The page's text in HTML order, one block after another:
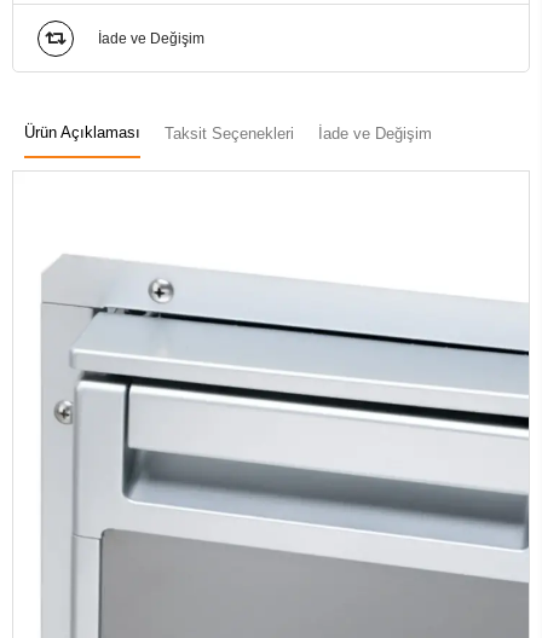
İade ve Değişim
Ürün Açıklaması Taksit Seçenekleri İade ve Değişim